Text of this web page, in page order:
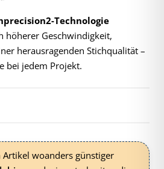
Technologie
höherer Geschwindigkeit,
herausragenden Stichqualität –
bei jedem Projekt.
Artikel woanders günstiger